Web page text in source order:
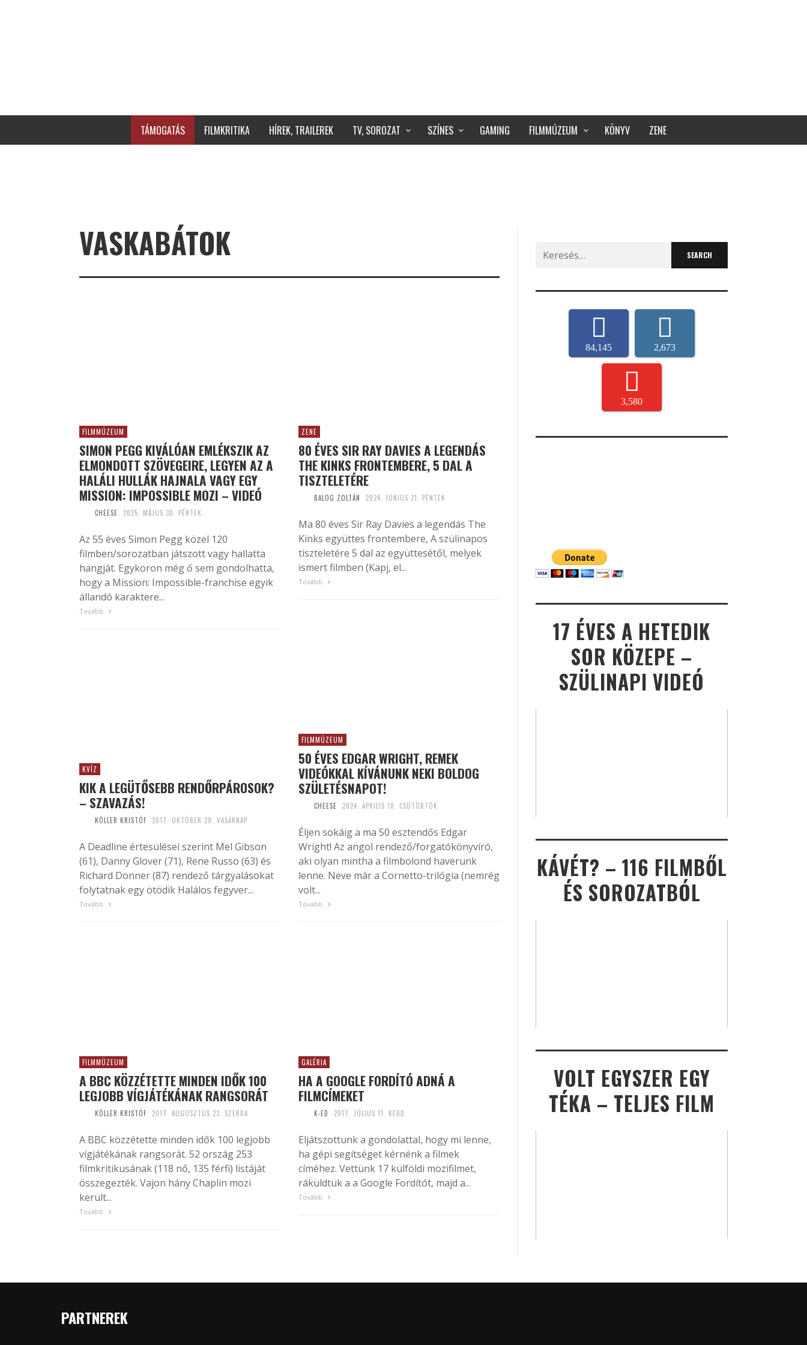
TÁMOGATÁS FILMKRITIKA HÍREK, TRAILEREK TV, SOROZAT SZÍNES GAMING FILMMÚZEUM KÖNYV ZENE
VASKABÁTOK
FILMMÚZEUM
SIMON PEGG KIVÁLÓAN EMLÉKSZIK AZ
ELMONDOTT SZÖVEGEIRE, LEGYEN AZ A
HALÁLI HULLÁK HAJNALA VAGY EGY
MISSION: IMPOSSIBLE MOZI – VIDEÓ
CHEESE 2025. MÁJUS 30. PÉNTEK
Az 55 éves Simon Pegg közel 120
filmben/sorozatban játszott vagy hallatta
hangját. Egykoron még ő sem gondolhatta,
hogy a Mission: Impossible-franchise egyik
állandó karaktere...
Tovább
ZENE
80 ÉVES SIR RAY DAVIES A LEGENDÁS
THE KINKS FRONTEMBERE, 5 DAL A
TISZTELETÉRE
BALOG ZOLTÁN 2024. JÚNIUS 21. PÉNTEK
Ma 80 éves Sir Ray Davies a legendás The
Kinks együttes frontembere, A szülinapos
tiszteletére 5 dal az együttesétől, melyek
ismert filmben (Kapj, el...
Tovább
FILMMÚZEUM
50 ÉVES EDGAR WRIGHT, REMEK
VIDEÓKKAL KÍVÁNUNK NEKI BOLDOG
SZÜLETÉSNAPOT!
CHEESE 2024. ÁPRILIS 18. CSÜTÖRTÖK
Éljen sokáig a ma 50 esztendős Edgar
Wright! Az angol rendező/forgatókönyvíró,
aki olyan mintha a filmbolond haverunk
lenne. Neve már a Cornetto-trilógia (nemrég
volt...
Tovább
KVÍZ
KIK A LEGÜTŐSEBB RENDŐRPÁROSOK?
– SZAVAZÁS!
KÖLLER KRISTÓF 2017. OKTÓBER 29. VASÁRNAP
A Deadline értesülései szerint Mel Gibson
(61), Danny Glover (71), Rene Russo (63) és
Richard Donner (87) rendező tárgyalásokat
folytatnak egy ötödik Halálos fegyver...
Tovább
FILMMÚZEUM
A BBC KÖZZÉTETTE MINDEN IDŐK 100
LEGJOBB VÍGJÁTÉKÁNAK RANGSORÁT
KÖLLER KRISTÓF 2017. AUGUSZTUS 23. SZERDA
A BBC közzétette minden idők 100 legjobb
vígjátékának rangsorát. 52 ország 253
filmkritikusának (118 nő, 135 férfi) listáját
összegezték. Vajon hány Chaplin mozi
került...
Tovább
GALÉRIA
HA A GOOGLE FORDÍTÓ ADNÁ A
FILMCÍMEKET
K-ED 2017. JÚLIUS 11. KEDD
Eljátszottunk a gondolattal, hogy mi lenne,
ha gépi segítséget kérnénk a filmek
címéhez. Vettünk 17 külföldi mozifilmet,
ráküldtük a a Google Fordítót, majd a...
Tovább
Search
for:
84,145 2,673
3,580
17 ÉVES A HETEDIK
SOR KÖZEPE –
SZÜLINAPI VIDEÓ
KÁVÉT? – 116 FILMBŐL
ÉS SOROZATBÓL
VOLT EGYSZER EGY
TÉKA – TELJES FILM
PARTNEREK